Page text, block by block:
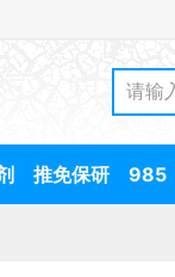
推免保研 985